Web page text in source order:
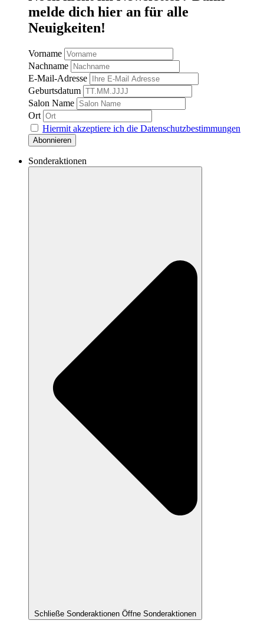
melde dich hier an für alle
Neuigkeiten!
Vorname
Nachname
E-Mail-Adresse
Geburtsdatum
Salon Name
Ort
Hiermit akzeptiere ich die Datenschutzbestimmungen
Sonderaktionen
Schließe Sonderaktionen Öffne Sonderaktionen